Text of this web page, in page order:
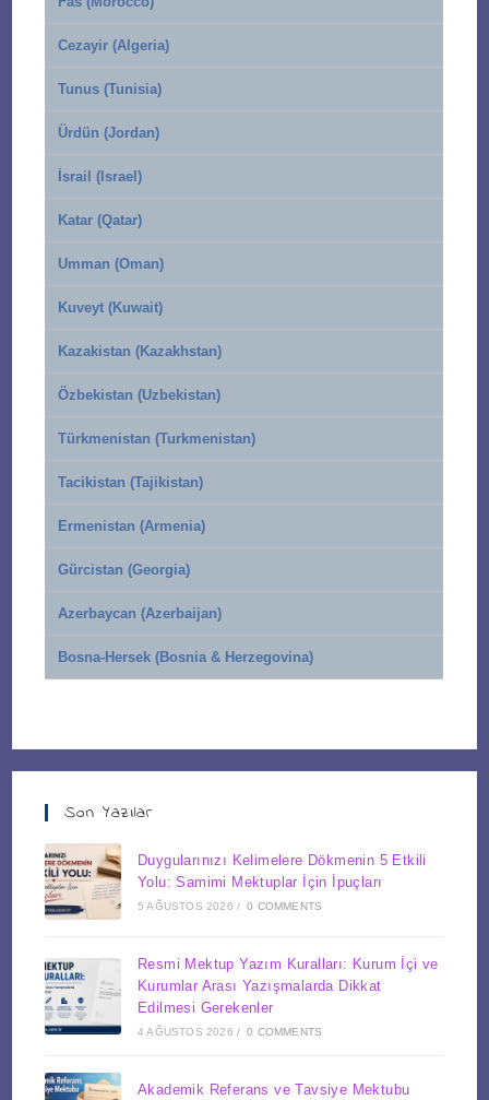
Cezayir (Algeria)
Tunus (Tunisia)
Ürdün (Jordan)
İsrail (Israel)
Katar (Qatar)
Umman (Oman)
Kuveyt (Kuwait)
Kazakistan (Kazakhstan)
Özbekistan (Uzbekistan)
Türkmenistan (Turkmenistan)
Tacikistan (Tajikistan)
Ermenistan (Armenia)
Gürcistan (Georgia)
Azerbaycan (Azerbaijan)
Bosna-Hersek (Bosnia & Herzegovina)
Son Yazılar
Duygularınızı Kelimelere Dökmenin 5 Etkili
Yolu: Samimi Mektuplar İçin İpuçları
5 AĞUSTOS 2026 / 0 COMMENTS
Resmi Mektup Yazım Kuralları: Kurum İçi ve
Kurumlar Arası Yazışmalarda Dikkat
Edilmesi Gerekenler
4 AĞUSTOS 2026 / 0 COMMENTS
Akademik Referans ve Tavsiye Mektubu